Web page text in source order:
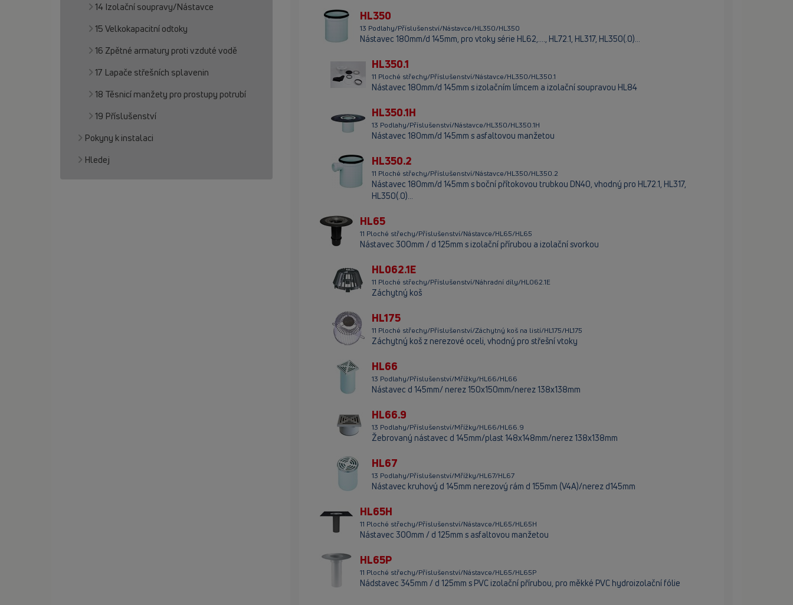
14 Izolační soupravy/Nástavce
15 Velkokapacitní odtoky
16 Zpětné armatury proti vzduté vodě
17 Lapače střešních splavenin
18 Těsnicí manžety pro prostupy potrubí
19 Příslušenství
Pokyny k instalaci
Hledej
HL350
13 Podlahy/Příslušenství/Nástavce/HL350/HL350
Nástavec 180mm/d 145mm, pro vtoky série HL62,...., HL72.1, HL317, HL350(.0)…
HL350.1
11 Ploché střechy/Příslušenství/Nástavce/HL350/HL350.1
Nástavec 180mm/d 145mm s izolačním límcem a izolační soupravou HL84
HL350.1H
13 Podlahy/Příslušenství/Nástavce/HL350/HL350.1H
Nástavec 180mm/d 145mm s asfaltovou manžetou
HL350.2
11 Ploché střechy/Příslušenství/Nástavce/HL350/HL350.2
Nástavec 180mm/d 145mm s boční přítokovou trubkou DN40, vhodný pro HL72.1, HL317,
HL350(.0)...
HL65
11 Ploché střechy/Příslušenství/Nástavce/HL65/HL65
Nástavec 300mm / d 125mm s izolační přírubou a izolační svorkou
HL062.1E
11 Ploché střechy/Příslušenství/Náhradní díly/HL062.1E
Záchytný koš
HL175
11 Ploché střechy/Příslušenství/Záchytný koš na listí/HL175/HL175
Záchytný koš z nerezové oceli, vhodný pro střešní vtoky
HL66
13 Podlahy/Příslušenství/Mřížky/HL66/HL66
Nástavec d 145mm/ nerez 150x150mm/nerez 138x138mm
HL66.9
13 Podlahy/Příslušenství/Mřížky/HL66/HL66.9
Žebrovaný nástavec d 145mm/plast 148x148mm/nerez 138x138mm
HL67
13 Podlahy/Příslušenství/Mřížky/HL67/HL67
Nástavec kruhový d 145mm nerezový rám d 155mm (V4A)/nerez d145mm
HL65H
11 Ploché střechy/Příslušenství/Nástavce/HL65/HL65H
Nástavec 300mm / d 125mm s asfaltovou manžetou
HL65P
11 Ploché střechy/Příslušenství/Nástavce/HL65/HL65P
Nádstavec 345mm / d 125mm s PVC izolační přírubou, pro měkké PVC hydroizolační fólie